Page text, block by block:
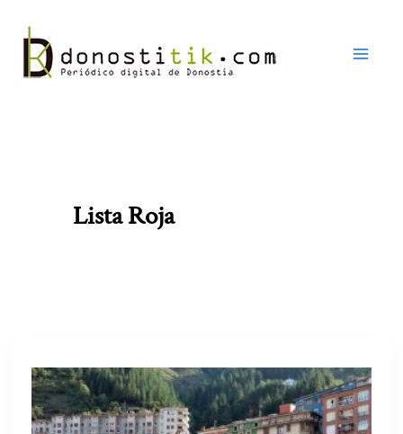
contenido
Lista Roja